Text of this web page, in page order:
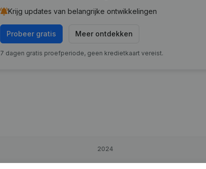
Krijg updates van belangrijke ontwikkelingen
Probeer gratis Meer ontdekken
7 dagen gratis proefperiode, geen kredietkaart vereist.
2024